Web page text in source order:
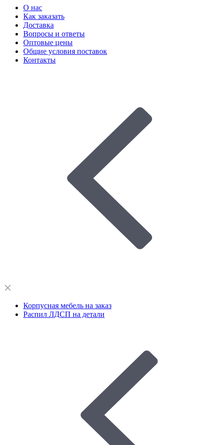
О нас
Как заказать
Доставка
Вопросы и ответы
Оптовые цены
Общие условия поставок
Контакты
Корпусная мебель на заказ
Распил ЛДСП на детали